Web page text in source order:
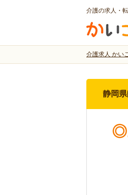
介護の求人・
介護求人 かい
静岡
◎